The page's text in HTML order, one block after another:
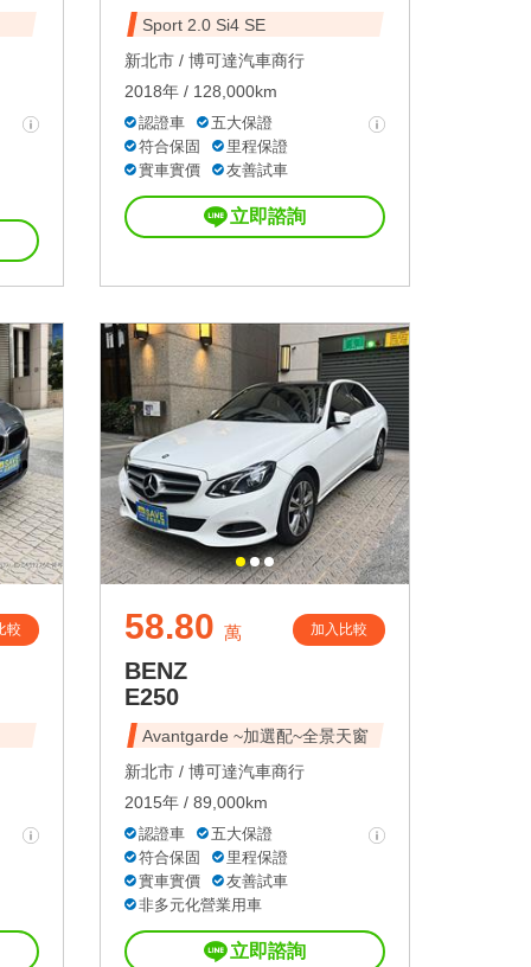
Sport 2.0 Si4 SE
新北市 / 博可達汽車商行
2018年 / 128,000km
認證車
五大保證
符合保固
里程保證
實車實價
友善試車
立即諮詢
較 58.80 萬 加入比較
BENZ
E250
Avantgarde ~加選配~全景天窗
新北市 / 博可達汽車商行
2015年 / 89,000km
認證車
五大保證
符合保固
里程保證
實車實價
友善試車
非多元化營業用車
立即諮詢